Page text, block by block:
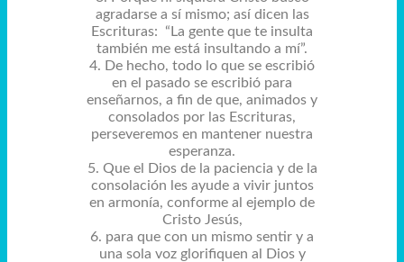
agradarse a sí mismo; así dicen las
Escrituras: “La gente que te insulta
también me está insultando a mí”.
4. De hecho, todo lo que se escribió
en el pasado se escribió para
enseñarnos, a fin de que, animados y
consolados por las Escrituras,
perseveremos en mantener nuestra
esperanza.
5. Que el Dios de la paciencia y de la
consolación les ayude a vivir juntos
en armonía, conforme al ejemplo de
Cristo Jesús,
6. para que con un mismo sentir y a
una sola voz glorifiquen al Dios y